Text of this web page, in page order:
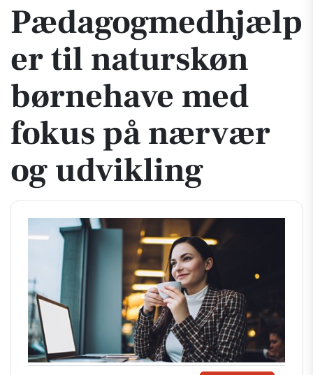
Pædagogmedhjælp
er til naturskøn
børnehave med
fokus på nærvær
og udvikling